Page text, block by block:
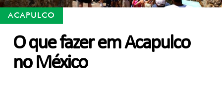
ACAPULCO
O que fazer em Acapulco
no México